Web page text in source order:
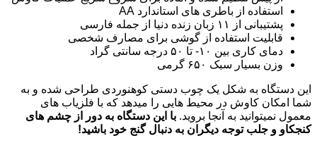
استفاده از باطری های استاندارد AA
پشتیبانی از ۱۱ زبان زنده دنیا از جمله فارسی
قابلیت استفاده از گوشی برای مصارف شخصی
دمای کاری بین ۱۰- تا ۵۰ درجه سانتی گراد
وزن بسیار سبک ۶۵۰ گرمی
این دستگاه به شکل یک چوب دستی کوهنوردی طراحی شده و به
شما امکان کاوش در محیط هایی را میدهد که با فلزیاب های
معمول نمیتوانید به آنجا بروید. با این دستگاه به دور از چشم های
کنجکاو و جلب توجه دیگران به دنبال گنج خود باشید!